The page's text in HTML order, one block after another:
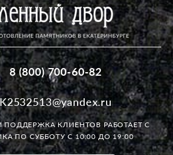
8 (800) 700-60-82
K2532513@yandex.ru
ПОДДЕРЖКА КЛИЕНТОВ РАБОТАЕТС
ПО СУББОТУ С 10:00 ДО 19:00